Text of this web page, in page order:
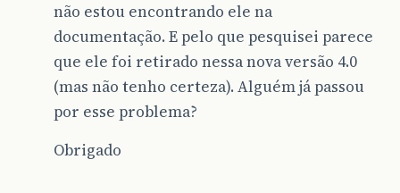
não estou encontrando ele na
documentação. E pelo que pesquisei parece
que ele foi retirado nessa nova versão 4.0
(mas não tenho certeza). Alguém já passou
por esse problema?
Obrigado